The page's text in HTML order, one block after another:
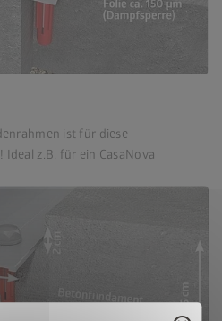
ist für diese
z.B. für ein CasaNova